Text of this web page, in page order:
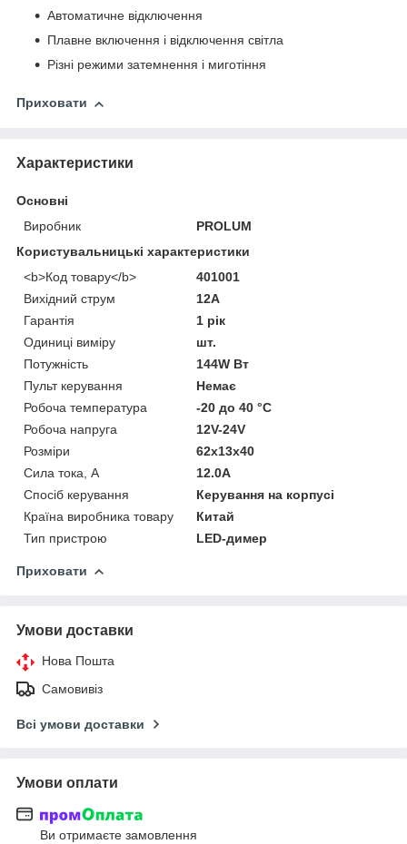
Автоматичне відключення
Плавне включення і відключення світла
Різні режими затемнення і миготіння
Приховати
Характеристики
Основні
Виробник
PROLUM
Користувальницькі характеристики
<b>Код товару</b>
401001
Вихідний струм
12A
Гарантія
1 рік
Одиниці виміру
шт.
Потужність
144W Вт
Пульт керування
Немає
Робоча температура
-20 до 40 °C
Робоча напруга
12V-24V
Розміри
62х13х40
Сила тока, А
12.0А
Спосіб керування
Керування на корпусі
Країна виробника товару
Китай
Тип пристрою
LED-димер
Приховати
Умови доставки
Нова Пошта
Самовивіз
Всі умови доставки
Умови оплати
Ви отримаєте замовлення